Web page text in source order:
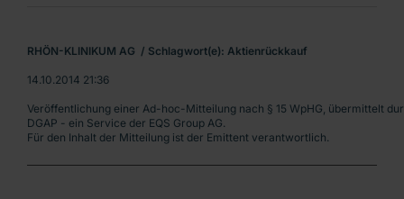
RHÖN-KLINIKUM AG  / Schlagwort(e): Aktienrückkauf
14.10.2014 21:36
Veröffentlichung einer Ad-hoc-Mitteilung nach § 15 WpHG, übermittelt
DGAP - ein Service der EQS Group AG.
Für den Inhalt der Mitteilung ist der Emittent verantwortlich.